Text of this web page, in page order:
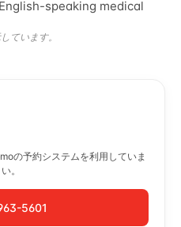
speaking medical
ています。
の予約システムを利用していま
。
5601